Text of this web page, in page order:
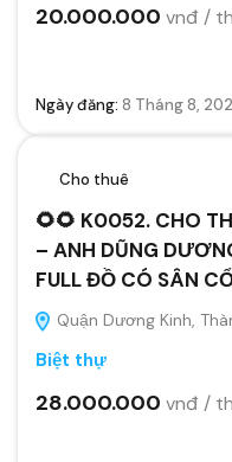
20.000.000 vnđ /
Ngày đăng: 8 Tháng 8,
Cho thuê
🌻🌻 K0052. CHO
– ANH DŨNG
FULL ĐỒ CÓ SÂN
Quận Dương Kinh,
Biệt thự
28.000.000 vnđ /